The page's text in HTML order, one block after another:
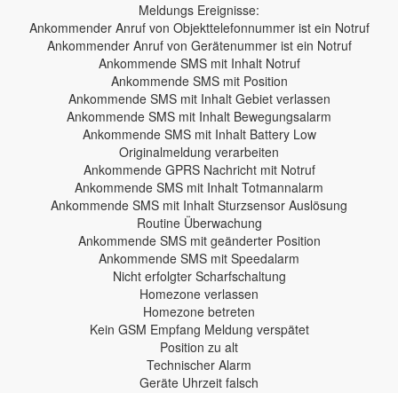
Meldungs Ereignisse:
Ankommender Anruf von Objekttelefonnummer ist ein Notruf
Ankommender Anruf von Gerätenummer ist ein Notruf
Ankommende SMS mit Inhalt Notruf
Ankommende SMS mit Position
Ankommende SMS mit Inhalt Gebiet verlassen
Ankommende SMS mit Inhalt Bewegungsalarm
Ankommende SMS mit Inhalt Battery Low
Originalmeldung verarbeiten
Ankommende GPRS Nachricht mit Notruf
Ankommende SMS mit Inhalt Totmannalarm
Ankommende SMS mit Inhalt Sturzsensor Auslösung
Routine Überwachung
Ankommende SMS mit geänderter Position
Ankommende SMS mit Speedalarm
Nicht erfolgter Scharfschaltung
Homezone verlassen
Homezone betreten
Kein GSM Empfang Meldung verspätet
Position zu alt
Technischer Alarm
Geräte Uhrzeit falsch